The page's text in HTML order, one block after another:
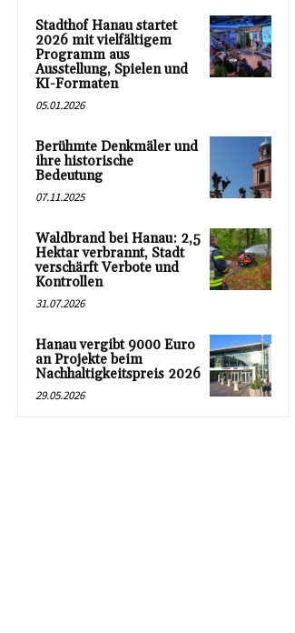
Stadthof Hanau startet
2026 mit vielfältigem
Programm aus
Ausstellung, Spielen und
KI-Formaten
05.01.2026
Berühmte Denkmäler und
ihre historische
Bedeutung
07.11.2025
Waldbrand bei Hanau: 2,5
Hektar verbrannt, Stadt
verschärft Verbote und
Kontrollen
31.07.2026
Hanau vergibt 9000 Euro
an Projekte beim
Nachhaltigkeitspreis 2026
29.05.2026